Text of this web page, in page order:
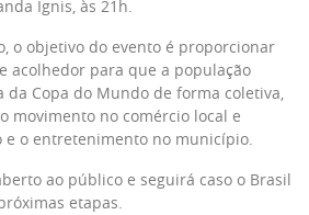
Ignis, às 21h.
o objetivo do evento é proporcionar
acolhedor para que a população
da Copa do Mundo de forma coletiva,
movimento no comércio local e
o entretenimento no município.
ao público e seguirá caso o Brasil
etapas.